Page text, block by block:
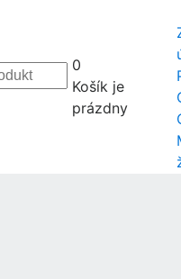
0
Košík je
prázdny